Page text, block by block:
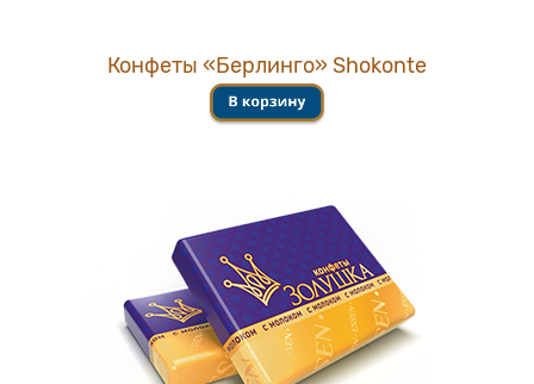
Конфеты «Берлинго» Shokonte